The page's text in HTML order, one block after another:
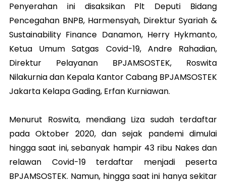
Penyerahan ini disaksikan Plt Deputi Bidang
Pencegahan BNPB, Harmensyah, Direktur Syariah &
Sustainability Finance Danamon, Herry Hykmanto,
Ketua Umum Satgas Covid-19, Andre Rahadian,
Direktur Pelayanan BPJAMSOSTEK, Roswita
Nilakurnia dan Kepala Kantor Cabang BPJAMSOSTEK
Jakarta Kelapa Gading, Erfan Kurniawan.
Menurut Roswita, mendiang Liza sudah terdaftar
pada Oktober 2020, dan sejak pandemi dimulai
hingga saat ini, sebanyak hampir 43 ribu Nakes dan
relawan Covid-19 terdaftar menjadi peserta
BPJAMSOSTEK. Namun, hingga saat ini hanya sekitar